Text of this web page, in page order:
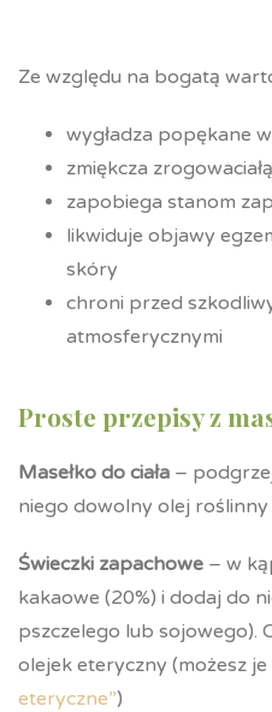
Ze względu na bogatą
wygładza popękane
zmiękcza
zapobiega stanom
likwiduje objawy
skóry
chroni przed
atmosferycznymi
Proste przepisy z
Masełko do ciała –
niego dowolny olej roślinny
Świeczki zapachowe – w
kakaowe (20%) i dodaj do
pszczelego lub sojowego).
olejek eteryczny (możesz
eteryczne”)